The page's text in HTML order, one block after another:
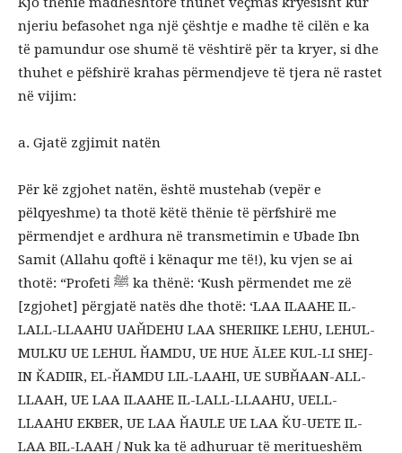
njeriu befasohet nga një çështje e madhe të cilën e ka
të pamundur ose shumë të vështirë për ta kryer, si dhe
thuhet e pëfshirë krahas përmendjeve të tjera në rastet
në vijim:
a. Gjatë zgjimit natën
Për kë zgjohet natën, është mustehab (vepër e
pëlqyeshme) ta thotë këtë thënie të përfshirë me
përmendjet e ardhura në transmetimin e Ubade Ibn
Samit (Allahu qoftë i kënaqur me të!), ku vjen se ai
thotë: “Profeti ﷺ ka thënë: ‘Kush përmendet me zë
[zgjohet] përgjatë natës dhe thotë: ‘LAA ILAAHE IL-
LALL-LLAAHU UAȞDEHU LAA SHERIIKE LEHU, LEHUL-
MULKU UE LEHUL ȞAMDU, UE HUE ĂLEE KUL-LI SHEJ-
IN ǨADIIR, EL-ȞAMDU LIL-LAAHI, UE SUBȞAAN-ALL-
LLAAH, UE LAA ILAAHE IL-LALL-LLAAHU, UELL-
LLAAHU EKBER, UE LAA ȞAULE UE LAA ǨU-UETE IL-
LAA BIL-LAAH / Nuk ka të adhuruar të meritueshëm